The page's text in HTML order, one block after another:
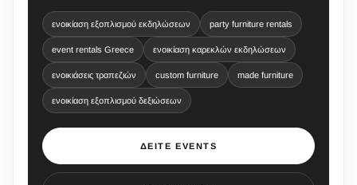
ενοικίαση εξοπλισμού εκδηλώσεων party furniture rentals
event rentals Greece ενοικίαση καρεκλών εκδηλώσεων
ενοικιάσεις τραπεζιών custom furniture made furniture
ενοικίαση εξοπλισμού δεξιώσεων
ΔΕΊΤΕ EVENTS